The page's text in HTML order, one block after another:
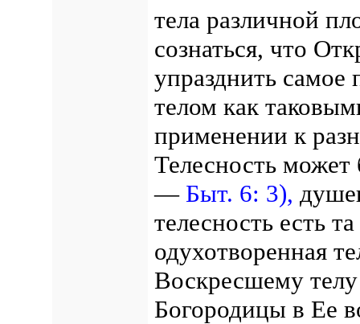
тела различной
сознаться, что
упразднить
телом как
применении к
Телесность может
— Быт. 6: 3),
телесность есть
одухотворенная
Воскресшему
Богородицы в Ее